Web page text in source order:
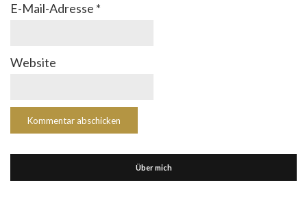
E-Mail-Adresse *
Website
Über mich